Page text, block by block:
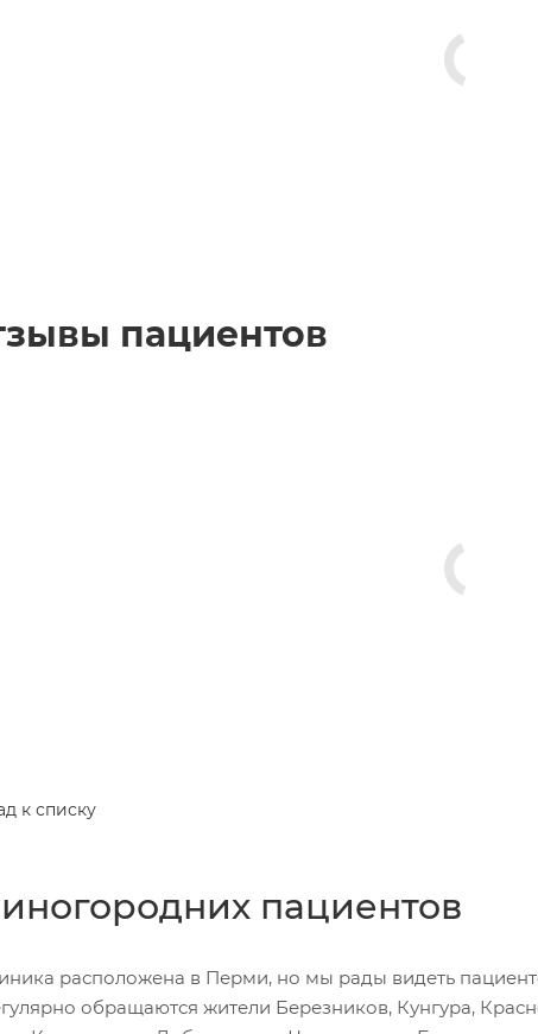
пациентов
к списку
пациентов
расположена в Перми, но мы рады видеть
обращаются жители Березников, Кунгура,